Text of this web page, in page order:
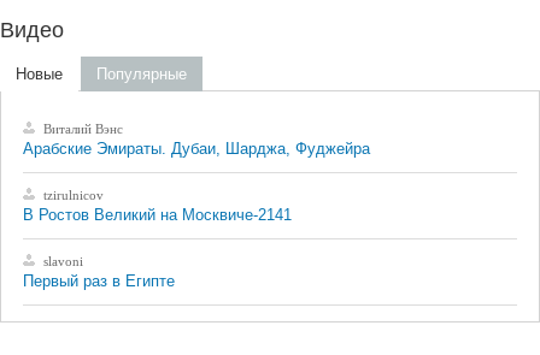
Видео
Новые Популярные
Виталий Вэнс
Арабские Эмираты. Дубаи, Шарджа, Фуджейра
tzirulnicov
В Ростов Великий на Москвиче-2141
slavoni
Первый раз в Египте